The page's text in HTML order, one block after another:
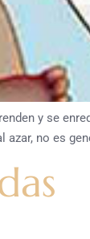
y se
no es